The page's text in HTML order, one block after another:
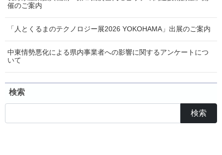
催のご案内
「人とくるまのテクノロジー展2026 YOKOHAMA」出展のご案内
中東情勢悪化による県内事業者への影響に関するアンケートにつ
いて
検索
検索